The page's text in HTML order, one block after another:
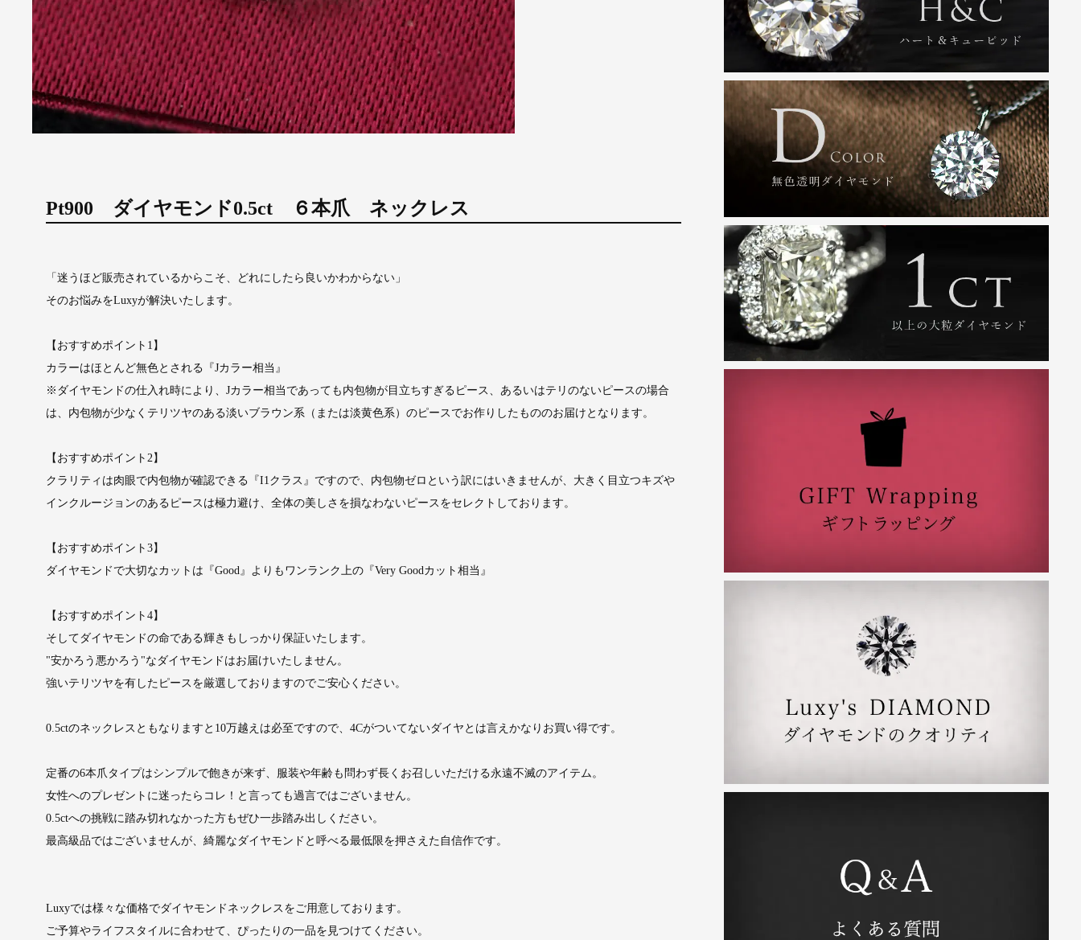
Pt900 ダイヤモンド0.5ct ６本爪 ネックレス
「迷うほど販売されているからこそ、どれにしたら良いかわからない」
そのお悩みをLuxyが解決いたします。
【おすすめポイント1】
カラーはほとんど無色とされる『Jカラー相当』
※ダイヤモンドの仕入れ時により、Jカラー相当であっても内包物が目立ちすぎるピース、あるいはテリのないピースの場合
は、内包物が少なくテリツヤのある淡いブラウン系（または淡黄色系）のピースでお作りしたもののお届けとなります。
【おすすめポイント2】
クラリティは肉眼で内包物が確認できる『I1クラス』ですので、内包物ゼロという訳にはいきませんが、大きく目立つキズや
インクルージョンのあるピースは極力避け、全体の美しさを損なわないピースをセレクトしております。
【おすすめポイント3】
ダイヤモンドで大切なカットは『Good』よりもワンランク上の『Very Goodカット相当』
【おすすめポイント4】
そしてダイヤモンドの命である輝きもしっかり保証いたします。
"安かろう悪かろう"なダイヤモンドはお届けいたしません。
強いテリツヤを有したピースを厳選しておりますのでご安心ください。
0.5ctのネックレスともなりますと10万越えは必至ですので、4Cがついてないダイヤとは言えかなりお買い得です。
定番の6本爪タイプはシンプルで飽きが来ず、服装や年齢も問わず長くお召しいただける永遠不滅のアイテム。
女性へのプレゼントに迷ったらコレ！と言っても過言ではございません。
0.5ctへの挑戦に踏み切れなかった方もぜひ一歩踏み出しください。
最高級品ではございませんが、綺麗なダイヤモンドと呼べる最低限を押さえた自信作です。
Luxyでは様々な価格でダイヤモンドネックレスをご用意しております。
ご予算やライフスタイルに合わせて、ぴったりの一品を見つけてください。